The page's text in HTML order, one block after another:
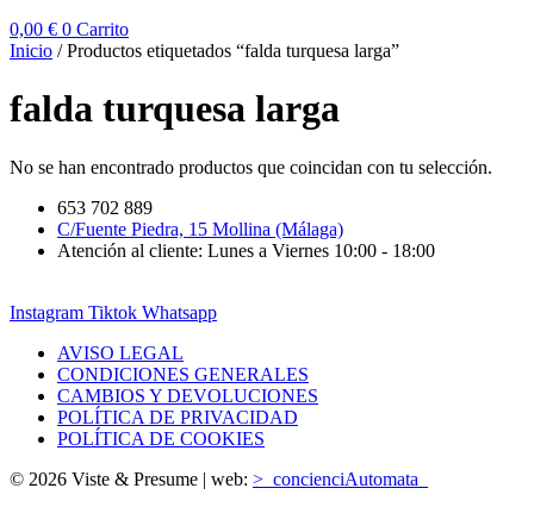
0,00 € 0 Carrito
Inicio / Productos etiquetados “falda turquesa larga”
falda turquesa larga
No se han encontrado productos que coincidan con tu selección.
653 702 889
C/Fuente Piedra, 15 Mollina (Málaga)
Atención al cliente: Lunes a Viernes 10:00 - 18:00
Instagram Tiktok Whatsapp
AVISO LEGAL
CONDICIONES GENERALES
CAMBIOS Y DEVOLUCIONES
POLÍTICA DE PRIVACIDAD
POLÍTICA DE COOKIES
© 2026 Viste & Presume | web: >_concienciAutomata_